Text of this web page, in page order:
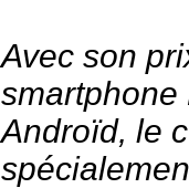
Avec son
smartphone
Androïd, le